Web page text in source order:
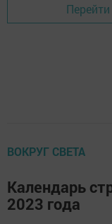
ВОКРУГ СВЕТА
Календарь
2023 года